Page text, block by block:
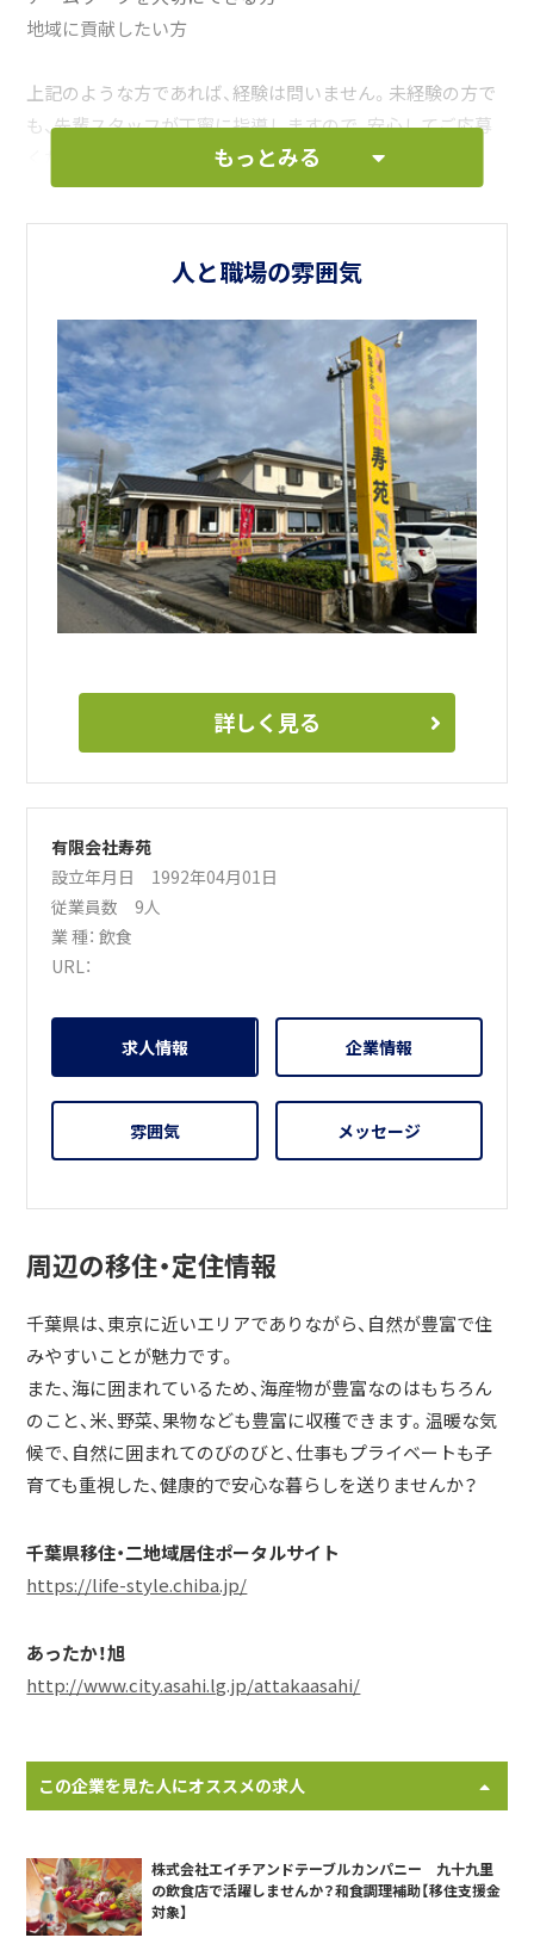
地域に貢献したい方
上記のような方であれば、経験は問いません。未経験の方で
も、先輩スタッフが丁寧に指導しますので、安心してご応募
「寿苑」で働くということは、単に料理を作る、接客をすると
だき、笑顔になっていただく。その瞬間に立ち会える、やりが
いのある仕事です。
私たちと一緒に、「寿苑」の味と笑顔を、さらに多くのお客様
に届けていきませんか？
あなたからのご応募を、心よりお待ちしております！
もっとみる
人と職場の雰囲気
詳しく見る
有限会社寿苑
設立年月日 1992年04月01日
従業員数 9人
業 種：飲食
URL：
求人情報 企業情報
雰囲気 メッセージ
周辺の移住・定住情報
千葉県は、東京に近いエリアでありながら、自然が豊富で住
みやすいことが魅力です。
また、海に囲まれているため、海産物が豊富なのはもちろん
のこと、米、野菜、果物なども豊富に収穫できます。温暖な気
候で、自然に囲まれてのびのびと、仕事もプライベートも子
育ても重視した、健康的で安心な暮らしを送りませんか？
千葉県移住・二地域居住ポータルサイト
https://life-style.chiba.jp/
あったか！旭
http://www.city.asahi.lg.jp/attakaasahi/
この企業を見た人にオススメの求人
株式会社エイチアンドテーブルカンパニー 九十九里
の飲食店で活躍しませんか？和食調理補助【移住支援金
対象】